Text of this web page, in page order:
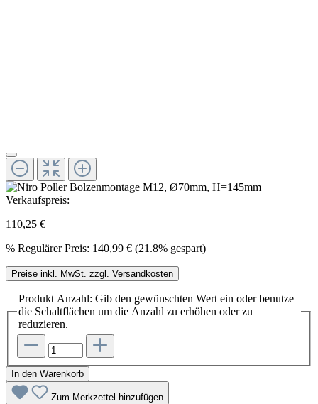
Verkaufspreis:
110,25 €
% Regulärer Preis: 140,99 € (21.8% gespart)
Preise inkl. MwSt. zzgl. Versandkosten
Produkt Anzahl: Gib den gewünschten Wert ein oder benutze
die Schaltflächen um die Anzahl zu erhöhen oder zu
reduzieren.
In den Warenkorb
Zum Merkzettel hinzufügen